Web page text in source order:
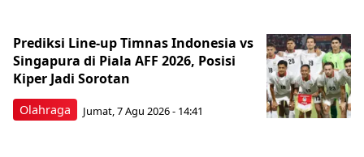
Olahraga
Prediksi Line-up Timnas Indonesia vs
Singapura di Piala AFF 2026, Posisi
Kiper Jadi Sorotan
Jumat, 7 Agu 2026 - 14:41